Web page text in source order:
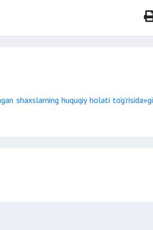
shaxslarning huquqiy holati to‘g‘risida»gi